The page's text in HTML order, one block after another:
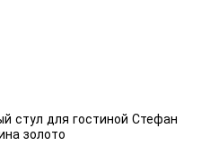
стул для гостиной Стефан
золото